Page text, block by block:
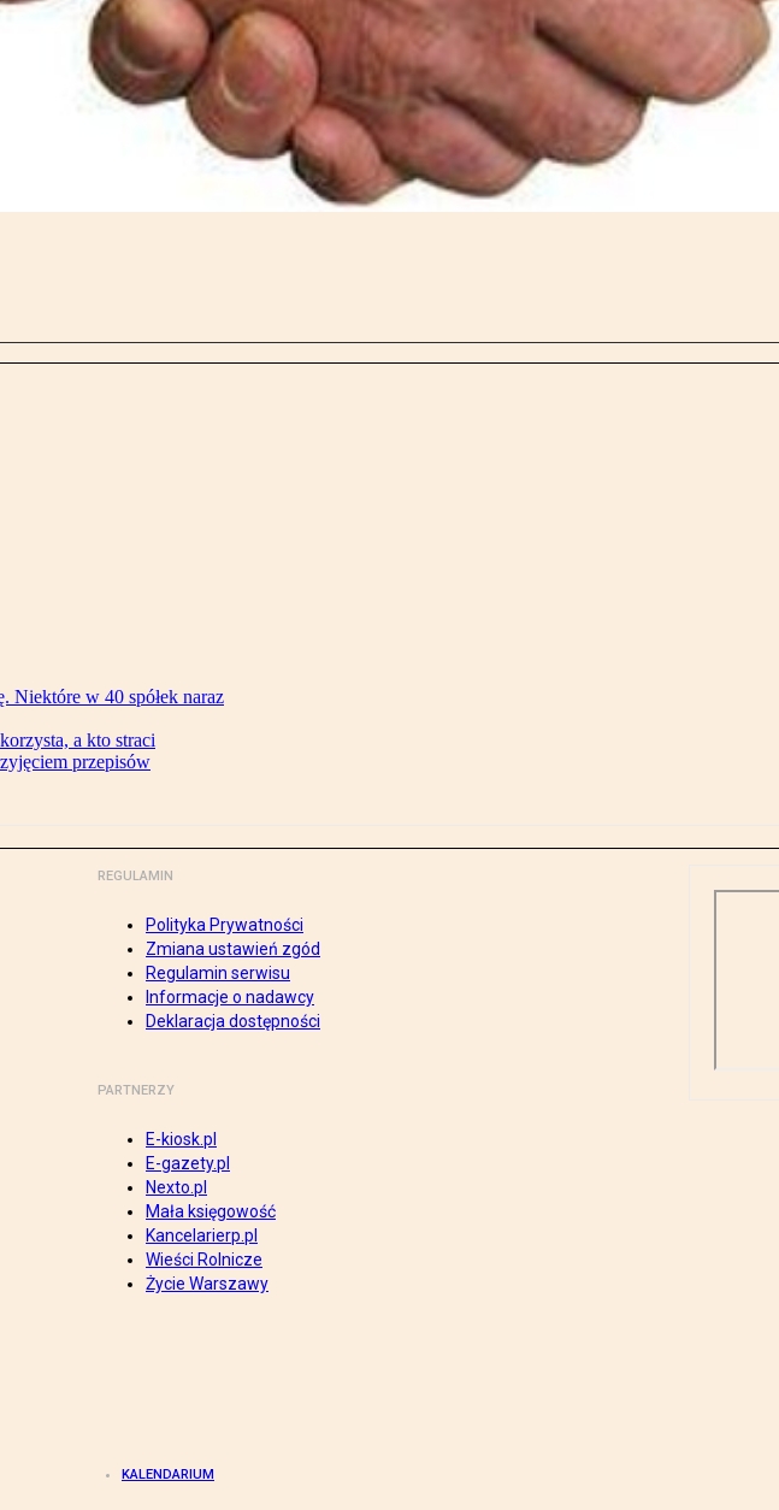
Niektóre w 40 spółek naraz
a kto straci
przepisów
REGULAMIN
Polityka Prywatności
Zmiana ustawień zgód
Regulamin serwisu
Informacje o nadawcy
Deklaracja dostępności
PARTNERZY
E-kiosk.pl
E-gazety.pl
Nexto.pl
Mała księgowość
Kancelarierp.pl
Wieści Rolnicze
Życie Warszawy
KALENDARIUM